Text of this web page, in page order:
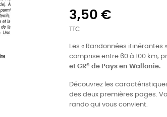
3,50 €
TTC
Les « Randonnées itinérantes
comprise entre 60 à 100 km,
et GR® de Pays en Wallonie.
Découvrez les
des deux premières pages.
rando qui vous convient.